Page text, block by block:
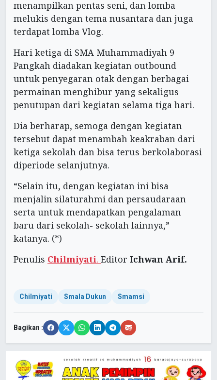
menampilkan pentas seni, dan lomba
melukis dengan tema nusantara dan juga
terdapat lomba Vlog.
Hari ketiga di SMA Muhammadiyah 9
Pangkah diadakan kegiatan outbound
untuk penyegaran otak dengan berbagai
permainan menghibur yang sekaligus
penutupan dari kegiatan selama tiga hari.
Dia berharap, semoga dengan kegiatan
tersebut dapat menambah keakraban dari
ketiga sekolah dan bisa terus berkolaborasi
diperiode selanjutnya.
“Selain itu, dengan kegiatan ini bisa
menjalin silaturahmi dan persaudaraan
serta untuk mendapatkan pengalaman
baru dari sekolah- sekolah lainnya,”
katanya. (*)
Penulis Chilmiyati. Editor Ichwan Arif.
Chilmiyati Smala Dukun Smamsi
Bagikan :